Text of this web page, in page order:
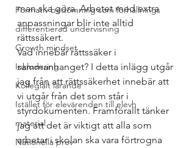
Formativ bedömning som förhållnings
differentierad undervisning
Growth mindset
Inkludering
Kollegialt lärande
Istället för elevärenden till elevh
material
Nationella prov
man ska göra. Arbetet med extra
anpassningar blir inte alltid
rättssäkert.
Vad innebär rättssäker i
sammanhanget? I detta inlägg utgår
jag från att rättssäkerhet innebär att
vi utgår från det som står i
styrdokumenten. Framförallt tänker
jag att det är viktigt att alla som
arbetar i skolan ska vara förtrogna